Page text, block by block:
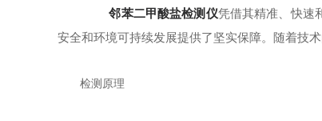
邻苯二甲酸盐检测仪凭借其精准、快速
安全和环境可持续发展提供了坚实保障。随着技
检测原理